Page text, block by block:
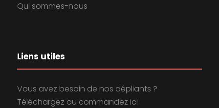
Qui sommes-nous
Liens utiles
Vous avez besoin de nos dépliants ?
Téléchargez ou commandez ici